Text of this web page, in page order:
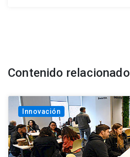
Contenido relacionado
Innovación